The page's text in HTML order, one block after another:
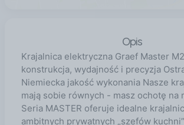
Opis
Krajalnica elektryczna Graef Master
konstrukcja, wydajność i precyzja
Niemiecka jakość wykonania Nasze
mają sobie równych - masz ochotę na
Seria MASTER oferuje idealne
ambitnych prywatnych „szefów